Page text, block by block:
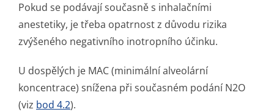
Pokud se podávají současně s inhalačními
anestetiky, je třeba opatrnost z důvodu rizika
zvýšeného negativního inotropního účinku.
U dospělých je MAC (minimální alveolární
koncentrace) snížena při současném podání N2O
(viz bod 4.2).